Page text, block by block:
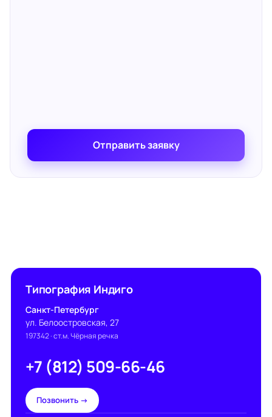
Отправить заявку
Типография Индиго
Санкт-Петербург
ул. Белоостровская, 27
197342· ст.м. Чёрная речка
+7 (812) 509-66-46
Позвонить →